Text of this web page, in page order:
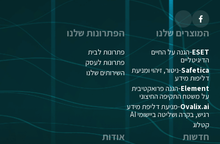
המוצרים שלנו
ESET-הגנה על החיים
הדיגיטליים
Safetica-ניטור, זיהוי ומניעת
דליפות מידע
Element-הגנה פרואקטיבית
על משטח התקיפה החיצוני
Ovalix.ai-מניעת דליפת מידע
רגיש, בקרה ושליטה ביישומי AI
קטלוג
הפתרונות שלנו
פתרונות לבית
פתרונות לעסק
השירותים שלנו
חדשות אודות